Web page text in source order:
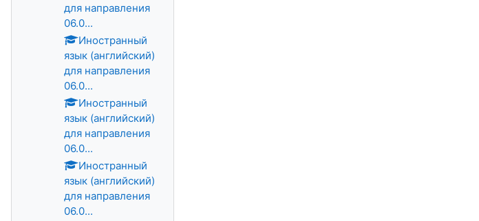
для направления
06.0...
Иностранный
язык (английский)
для направления
06.0...
Иностранный
язык (английский)
для направления
06.0...
Иностранный
язык (английский)
для направления
06.0...